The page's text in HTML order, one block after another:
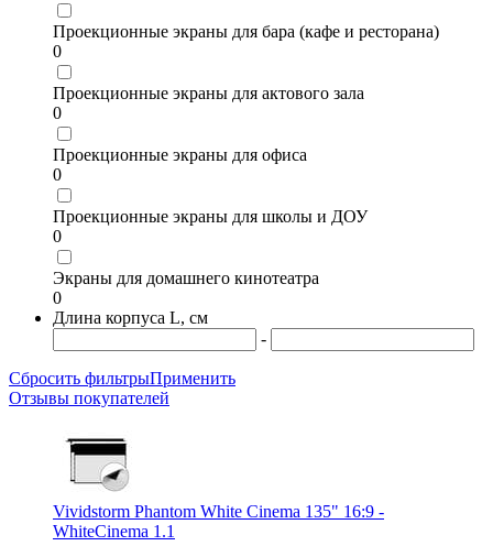
Проекционные экраны для бара (кафе и ресторана)
0
Проекционные экраны для актового зала
0
Проекционные экраны для офиса
0
Проекционные экраны для школы и ДОУ
0
Экраны для домашнего кинотеатра
0
Длина корпуса L, см
-
Сбросить фильтрыПрименить
Отзывы покупателей
Vividstorm Phantom White Cinema 135" 16:9 -
WhiteCinema 1.1